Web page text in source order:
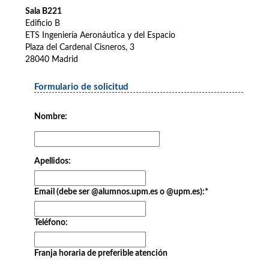
Sala B221
Edificio B
ETS Ingeniería Aeronáutica y del Espacio
Plaza del Cardenal Cisneros, 3
28040 Madrid
Formulario de solicitud
Nombre:
Apellidos:
Email (debe ser @alumnos.upm.es o @upm.es):*
Teléfono:
Franja horaria de preferible atención